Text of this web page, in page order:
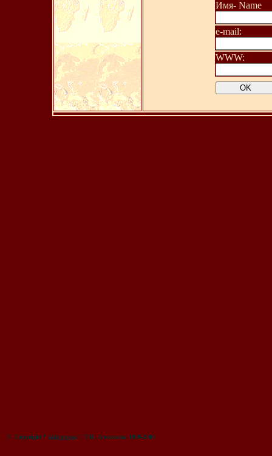
Имя- Name
e-mail:
WWW:
© Copyright " AltExpress", Т.И. Алекcеева, 1999-2000